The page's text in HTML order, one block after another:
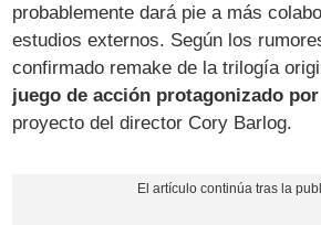
probablemente dará pie a más
estudios externos. Según los
confirmado remake de la trilogía
juego de acción protagonizado por
proyecto del director Cory Barlog.